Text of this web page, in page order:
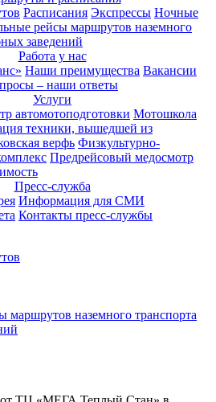
Расписания Экспрессы Ночные
рейсы маршрутов наземного
заведений
Работа у нас
Наши преимущества Вакансии
– наши ответы
Услуги
автомотоподготовки Мотошкола
техники, вышедшей из
верфь Физкультурно-
Предрейсовый медосмотр
Пресс-служба
Информация для СМИ
Контакты пресс-службы
маршрутов наземного транспорта